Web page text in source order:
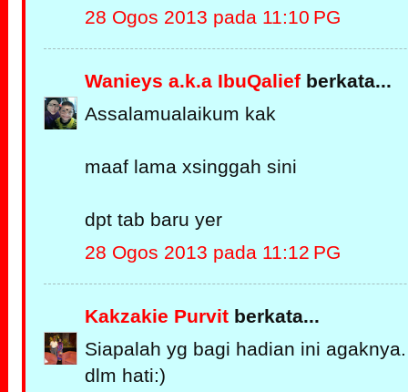
28 Ogos 2013 pada 11:10 PG
Wanieys a.k.a IbuQalief berkata...
Assalamualaikum kak
maaf lama xsinggah sini
dpt tab baru yer
28 Ogos 2013 pada 11:12 PG
Kakzakie Purvit berkata...
Siapalah yg bagi hadian ini
dlm hati:)